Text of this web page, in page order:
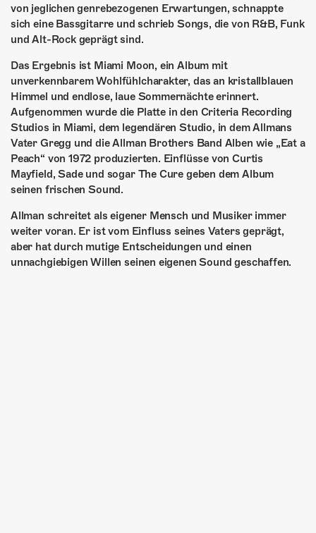
MITMACHEN
von jeglichen genrebezogenen Erwartungen, schnappte
sich eine Bassgitarre und schrieb Songs, die von R&B, Funk
und Alt-Rock geprägt sind.
Das Ergebnis ist Miami Moon, ein Album mit
unverkennbarem Wohlfühlcharakter, das an kristallblauen
Himmel und endlose, laue Sommernächte erinnert.
Aufgenommen wurde die Platte in den Criteria Recording
Studios in Miami, dem legendären Studio, in dem Allmans
Vater Gregg und die Allman Brothers Band Alben wie „Eat a
Peach“ von 1972 produzierten. Einflüsse von Curtis
Mayfield, Sade und sogar The Cure geben dem Album
seinen frischen Sound.
Allman schreitet als eigener Mensch und Musiker immer
weiter voran. Er ist vom Einfluss seines Vaters geprägt,
aber hat durch mutige Entscheidungen und einen
unnachgiebigen Willen seinen eigenen Sound geschaffen.